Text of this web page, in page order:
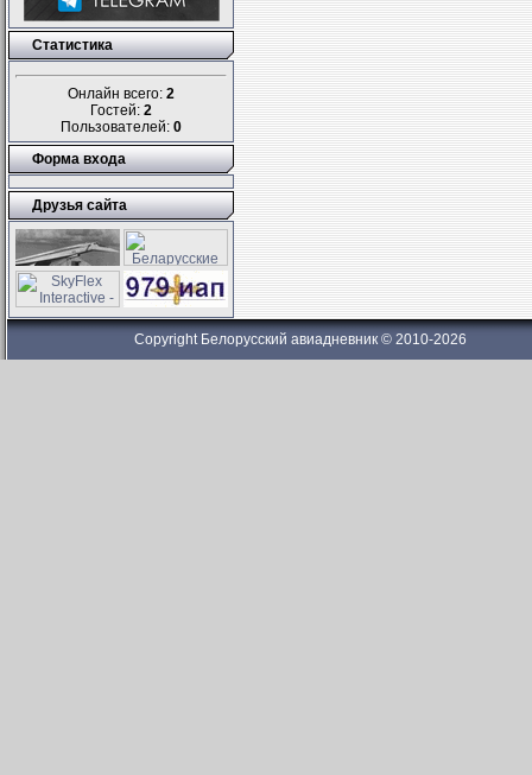
Статистика
Онлайн всего: 2
Гостей: 2
Пользователей: 0
Форма входа
Друзья сайта
Copyright Белорусский авиадневник © 2010-2026